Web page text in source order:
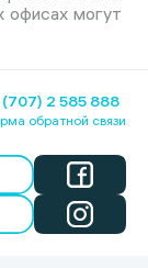
офисах могут
(707) 2 585 888
обратной связи